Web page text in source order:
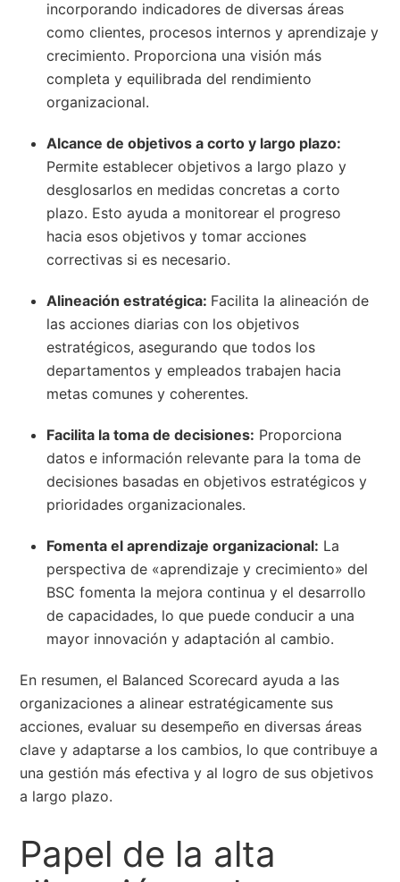
incorporando indicadores de diversas áreas
como clientes, procesos internos y aprendizaje y
crecimiento. Proporciona una visión más
completa y equilibrada del rendimiento
organizacional.
Alcance de objetivos a corto y largo plazo:
Permite establecer objetivos a largo plazo y
desglosarlos en medidas concretas a corto
plazo. Esto ayuda a monitorear el progreso
hacia esos objetivos y tomar acciones
correctivas si es necesario.
Alineación estratégica: Facilita la alineación de
las acciones diarias con los objetivos
estratégicos, asegurando que todos los
departamentos y empleados trabajen hacia
metas comunes y coherentes.
Facilita la toma de decisiones: Proporciona
datos e información relevante para la toma de
decisiones basadas en objetivos estratégicos y
prioridades organizacionales.
Fomenta el aprendizaje organizacional: La
perspectiva de «aprendizaje y crecimiento» del
BSC fomenta la mejora continua y el desarrollo
de capacidades, lo que puede conducir a una
mayor innovación y adaptación al cambio.
En resumen, el Balanced Scorecard ayuda a las
organizaciones a alinear estratégicamente sus
acciones, evaluar su desempeño en diversas áreas
clave y adaptarse a los cambios, lo que contribuye a
una gestión más efectiva y al logro de sus objetivos
a largo plazo.
Papel de la alta